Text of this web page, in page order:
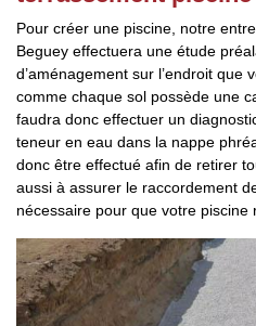
Pour créer une piscine, notre
Beguey effectuera une étude
d’aménagement sur l’endroit que
comme chaque sol possède une
faudra donc effectuer un
teneur en eau dans la nappe
donc être effectué afin de retirer
aussi à assurer le raccordement
nécessaire pour que votre piscine